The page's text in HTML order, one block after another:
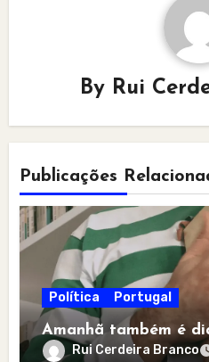
By Rui
Publicações
Política Portugal
Amanhã também é
Rui Cerdeira Branco